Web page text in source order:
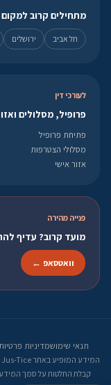
מתחילים קרוב
תל אביב ירושלים
לעורכי דין
פרופיל, מסלולים
פתיחת פרופיל
מסלולי הצטרפות
אזור אישי
פנייה מהירה
מועד קרוב? עדיף
וואטסאפ ←
תנאי שימושמדיניות פרטיות
קבלת החלטות על סמך